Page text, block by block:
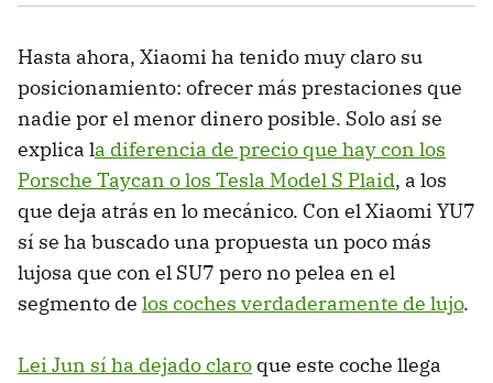
Hasta ahora, Xiaomi ha tenido muy claro su
posicionamiento: ofrecer más prestaciones que
nadie por el menor dinero posible. Solo así se
explica la diferencia de precio que hay con los
Porsche Taycan o los Tesla Model S Plaid, a los
que deja atrás en lo mecánico. Con el Xiaomi YU7
sí se ha buscado una propuesta un poco más
lujosa que con el SU7 pero no pelea en el
segmento de los coches verdaderamente de lujo.
Lei Jun sí ha dejado claro que este coche llega